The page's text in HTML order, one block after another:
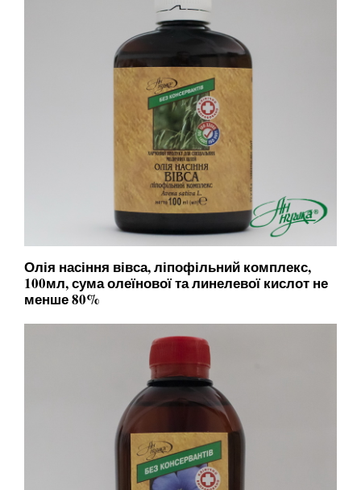
Олія насіння вівса, ліпофільний комплекс,
100мл, сума олеїнової та линелевої кислот не
менше 80%